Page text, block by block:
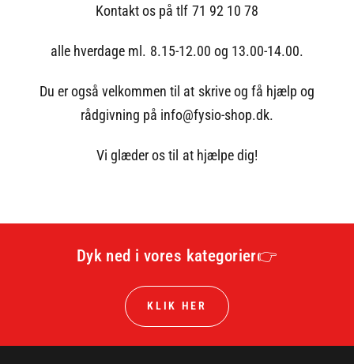
Kontakt os på tlf 71 92 10 78
alle hverdage ml. 8.15-12.00 og 13.00-14.00.
Du er også velkommen til at skrive og få hjælp og
rådgivning på info@fysio-shop.dk.
Vi glæder os til at hjælpe dig!
Dyk ned i vores kategorier👉
KLIK HER